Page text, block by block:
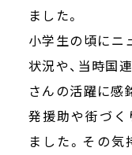
ました。
小学生の頃にニ
状況や、当時国
さんの活躍に感
発援助や街づ
ました。その